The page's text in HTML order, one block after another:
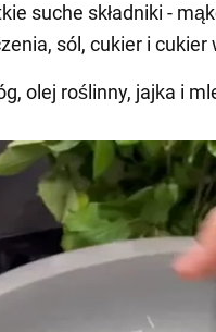
suche składniki -
sól, cukier i cukier
olej roślinny, jajka i